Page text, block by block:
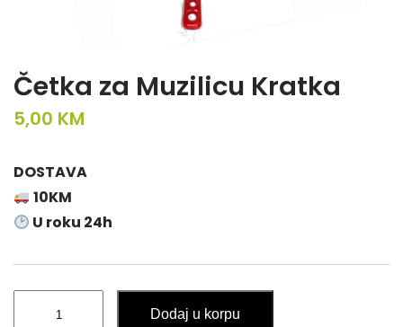
Četka za Muzilicu Kratka
5,00 KM
DOSTAVA
10KM
U roku 24h
Dodaj u korpu